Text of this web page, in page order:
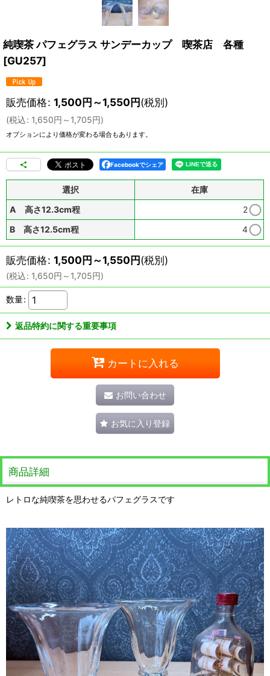
純喫茶 パフェグラス サンデーカップ 喫茶店 各種
[GU257]
販売価格: 1,500円～1,550円(税別)
(税込: 1,650円 ～1,705円)
オプションにより価格が変わる場合もあります。
Facebookでシェア
選択
在庫
A 高さ12.3cm程
2
B 高さ12.5cm程
4
販売価格: 1,500円～1,550円(税別)
(税込: 1,650円 ～1,705円)
数量:
返品特約に関する重要事項
カートに入れる
お問い合わせ
お気に入り登録
商品詳細
レトロな純喫茶を思わせるパフェグラスです